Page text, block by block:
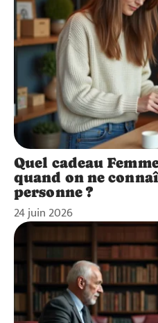
Quel cadeau
quand on ne
personne ?
24 juin 2026